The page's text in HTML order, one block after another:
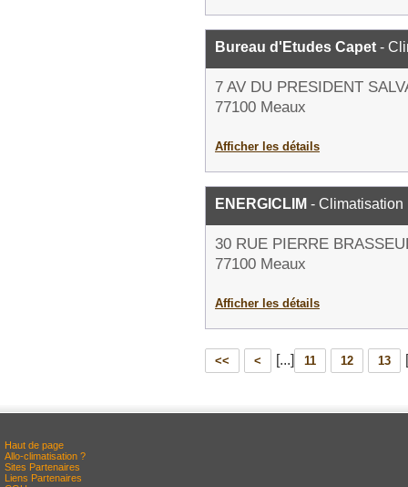
Bureau d'Etudes Capet -
7 AV DU PRESIDENT
77100 Meaux
Afficher les détails
ENERGICLIM - Climatisation
30 RUE PIERRE
77100 Meaux
Afficher les détails
<< < [...] 11 12 13
Haut de page
Allo-climatisation ?
Sites Partenaires
Liens Partenaires